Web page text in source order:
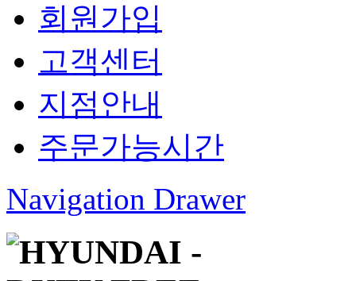
회원가입
고객센터
지점안내
주문가능시간
Navigation Drawer